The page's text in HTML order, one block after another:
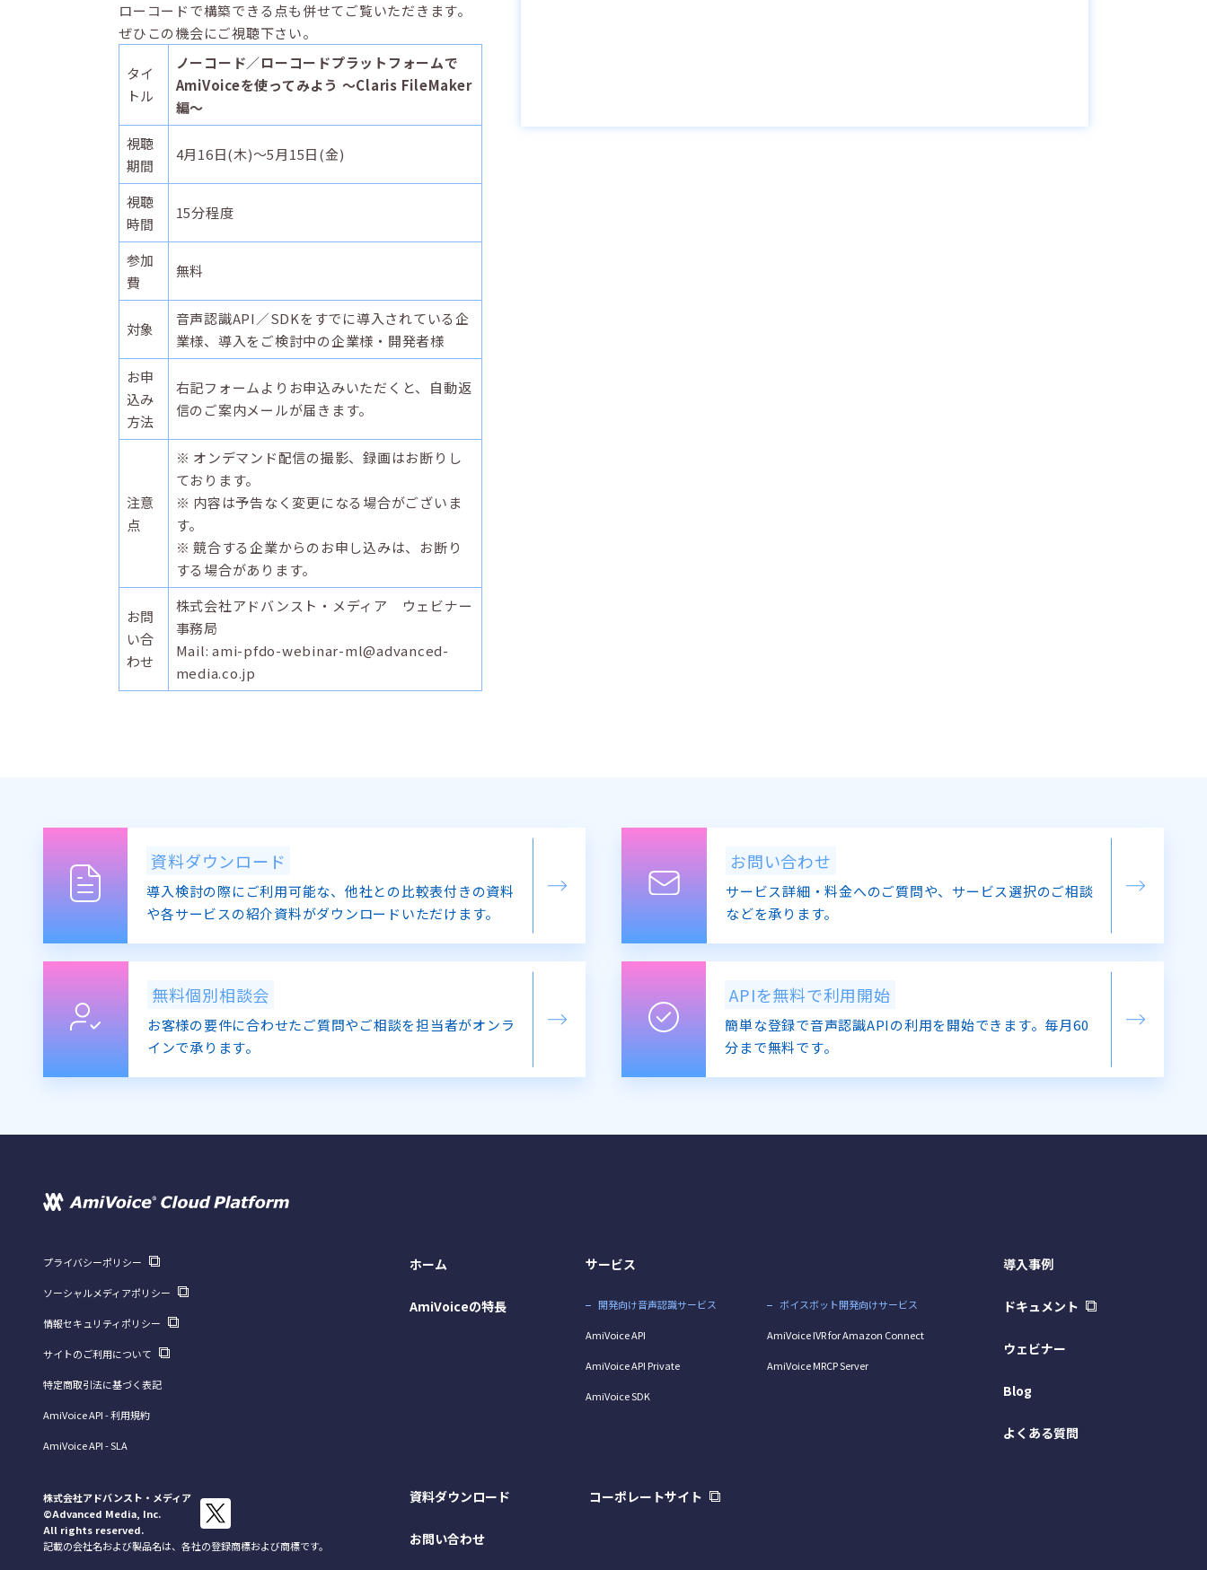
ローコードで構築できる点も併せてご覧いただきます。
ぜひこの機会にご視聴下さい。
タイ
トル
ノーコード／ローコードプラットフォームで
AmiVoiceを使ってみよう ～Claris FileMaker
編～
視聴
期間
4月16日(木)～5月15日(金)
視聴
時間
15分程度
参加
費
無料
対象
音声認識API／SDKをすでに導入されている企
業様、導入をご検討中の企業様・開発者様
お申
込み
方法
右記フォームよりお申込みいただくと、自動返
信のご案内メールが届きます。
注意
点
※ オンデマンド配信の撮影、録画はお断りし
ております。
※ 内容は予告なく変更になる場合がございま
す。
※ 競合する企業からのお申し込みは、お断り
する場合があります。
お問
い合
わせ
株式会社アドバンスト・メディア ウェビナー
事務局
Mail: ami-pfdo-webinar-ml@advanced-
media.co.jp
資料ダウンロード
導入検討の際にご利用可能な、他社との比較表付きの資料
や各サービスの紹介資料がダウンロードいただけます。
お問い合わせ
サービス詳細・料金へのご質問や、サービス選択のご相談
などを承ります。
無料個別相談会
お客様の要件に合わせたご質問やご相談を担当者がオンラ
インで承ります。
APIを無料で利用開始
簡単な登録で音声認識APIの利用を開始できます。毎月60
分まで無料です。
ホーム
AmiVoiceの特長
サービス
開発向け音声認識サービス
AmiVoice API
AmiVoice API Private
AmiVoice SDK
ボイスボット開発向けサービス
AmiVoice IVR for Amazon Connect
AmiVoice MRCP Server
導入事例
ドキュメント
ウェビナー
Blog
よくある質問
資料ダウンロード
お問い合わせ
コーポレートサイト
プライバシーポリシー
ソーシャルメディアポリシー
情報セキュリティポリシー
サイトのご利用について
特定商取引法に基づく表記
AmiVoice API - 利用規約
AmiVoice API - SLA
株式会社アドバンスト・メディア
©Advanced Media, Inc.
All rights reserved.
記載の会社名および製品名は、各社の登録商標および商標です。